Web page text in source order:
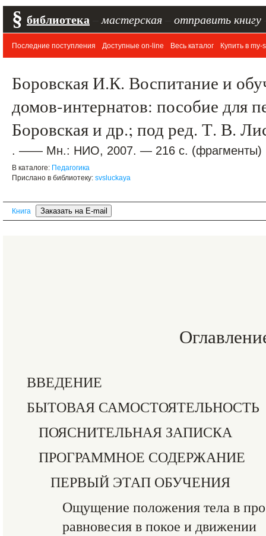
§ библиотека мастерская отправить книгу
Последние поступления Доступные on-line Весь каталог Купить в my-
Боровская И.К. Воспитание и
домов-интернатов: пособие для
Боровская и др.; под ред. Т. В.
. —— Мн.: НИО, 2007. — 216 с. (фрагменты)
В каталоге: Педагогика
Прислано в библиотеку: svsluckaya
Книга
ВВЕДЕНИЕ
БЫТОВАЯ САМОСТОЯТЕЛЬНОСТЬ
ПОЯСНИТЕЛЬНАЯ ЗАПИСКА
ПРОГРАММНОЕ СОДЕРЖАНИЕ
ПЕРВЫЙ ЭТАП ОБУЧЕНИЯ
Ощущение положения тела в
равновесия в покое и движении